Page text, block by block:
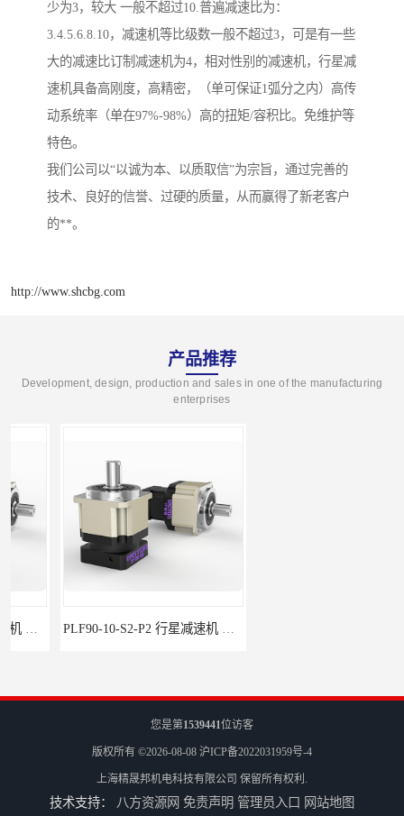
少为3，较大 一般不超过10.普遍减速比为：
3.4.5.6.8.10，减速机等比级数一般不超过3，可是有一些
大的减速比订制减速机为4，相对性别的减速机，行星减
速机具备高刚度，高精密，（单可保证1弧分之内）高传
动系统率（单在97%-98%）高的扭矩/容积比。免维护等
特色。
我们公司以“以诚为本、以质取信”为宗旨，通过完善的
技术、良好的信誉、过硬的质量，从而赢得了新老客户
的**。
http://www.shcbg.com
产品推荐
Development, design, production and sales in one of the manufacturing
enterprises
PLF90-10-S2-P2 行星减速机 伺服减速机 步进减速机
您是第1539441位访客
版权所有 ©2026-08-08 沪ICP备2022031959号-4
上海精晟邦机电科技有限公司 保留所有权利.
技术支持： 八方资源网 免责声明 管理员入口 网站地图